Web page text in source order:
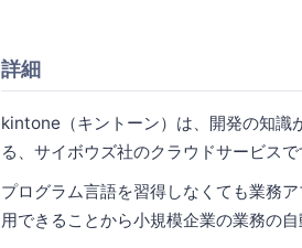
詳細
kintone（キントーン）は、開発の知識
る、サイボウズ社のクラウドサービスで
プログラム言語を習得しなくても業務
用できることから小規模企業の業務の